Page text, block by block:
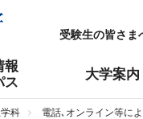
受験生の皆さま
報
ス
大学案内
科 電話､オンライン等に